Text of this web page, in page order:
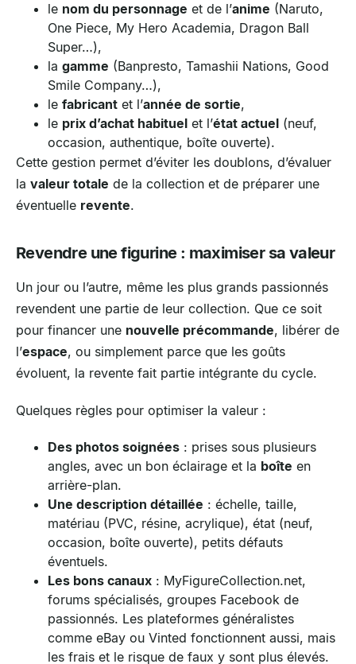
le nom du personnage et de l’anime (Naruto,
One Piece, My Hero Academia, Dragon Ball
Super…),
la gamme (Banpresto, Tamashii Nations, Good
Smile Company…),
le fabricant et l’année de sortie,
le prix d’achat habituel et l’état actuel (neuf,
occasion, authentique, boîte ouverte).
Cette gestion permet d’éviter les doublons, d’évaluer
la valeur totale de la collection et de préparer une
éventuelle revente.
Revendre une figurine : maximiser sa valeur
Un jour ou l’autre, même les plus grands passionnés
revendent une partie de leur collection. Que ce soit
pour financer une nouvelle précommande, libérer de
l’espace, ou simplement parce que les goûts
évoluent, la revente fait partie intégrante du cycle.
Quelques règles pour optimiser la valeur :
Des photos soignées : prises sous plusieurs
angles, avec un bon éclairage et la boîte en
arrière-plan.
Une description détaillée : échelle, taille,
matériau (PVC, résine, acrylique), état (neuf,
occasion, boîte ouverte), petits défauts
éventuels.
Les bons canaux : MyFigureCollection.net,
forums spécialisés, groupes Facebook de
passionnés. Les plateformes généralistes
comme eBay ou Vinted fonctionnent aussi, mais
les frais et le risque de faux y sont plus élevés.